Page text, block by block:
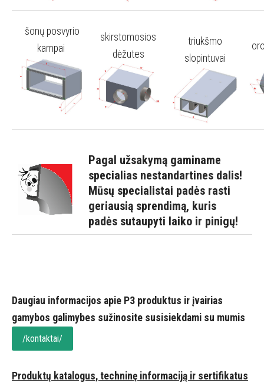
šonų posvyrio
kampai
skirstomosios
dėžutes
triukšmo
slopintuvai
Pagal užsakymą gaminame
specialias nestandartines dalis!
Mūsų specialistai padės rasti
geriausią sprendimą, kuris
padės sutaupyti laiko ir pinigų!
Daugiau informacijos apie P3 produktus ir įvairias
gamybos galimybes sužinosite susisiekdami su mumis
/kontaktai/
Produktų katalogus, techninę informaciją ir sertifikatus